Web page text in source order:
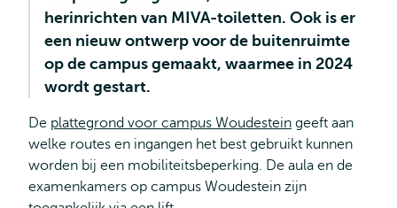
herinrichten van MIVA-toiletten. Ook is er
een nieuw ontwerp voor de buitenruimte
op de campus gemaakt, waarmee in 2024
wordt gestart.
De plattegrond voor campus Woudestein geeft aan
welke routes en ingangen het best gebruikt kunnen
worden bij een mobiliteitsbeperking. De aula en de
examenkamers op campus Woudestein zijn